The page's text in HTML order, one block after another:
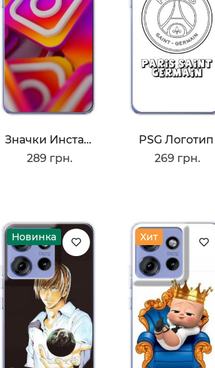
Значки Инстаграм
289 грн.
PSG Логотип
269 грн.
Новинка Хит